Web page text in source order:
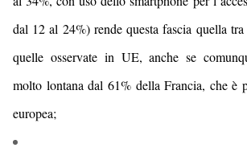
dal 12 al 24%) rende questa fascia quella
quelle osservate in UE,anche se
molto lontana dal 61% della Francia, che è
europea;